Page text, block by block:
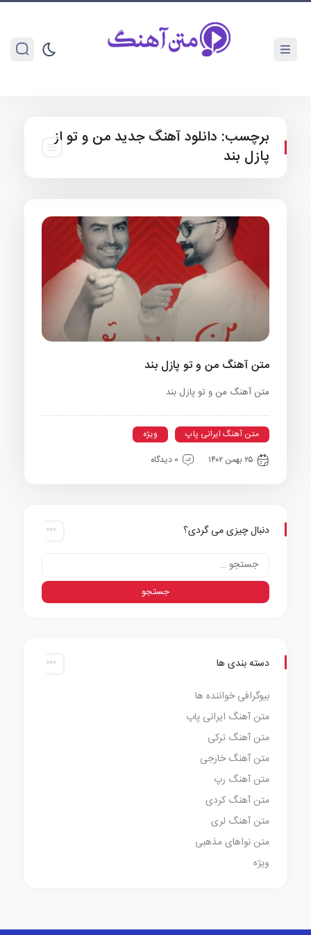
برچسب: دانلود آهنگ جدید من و تو از
پازل بند
متن آهنگ من و تو پازل بند
متن آهنگ من و تو پازل بند
متن آهنگ ایرانی پاپ
ویژه
۲۵ بهمن ۱۴۰۲
0 دیدگاه
دنبال چیزی می گردی؟
دسته بندی ها
بیوگرافی خواننده ها
متن آهنگ ایرانی پاپ
متن آهنگ ترکی
متن آهنگ خارجی
متن آهنگ رپ
متن آهنگ کردی
متن آهنگ لری
متن نواهای مذهبی
ویژه